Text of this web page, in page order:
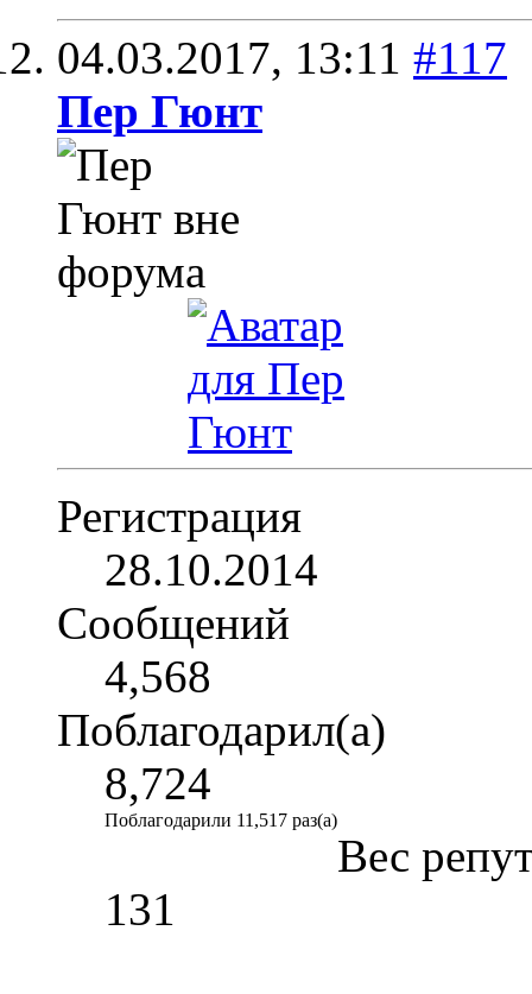
04.03.2017, 13:11 #117
Пер Гюнт
Регистрация
28.10.2014
Сообщений
4,568
Поблагодарил(а)
8,724
Поблагодарили 11,517 раз(а)
Вес
131